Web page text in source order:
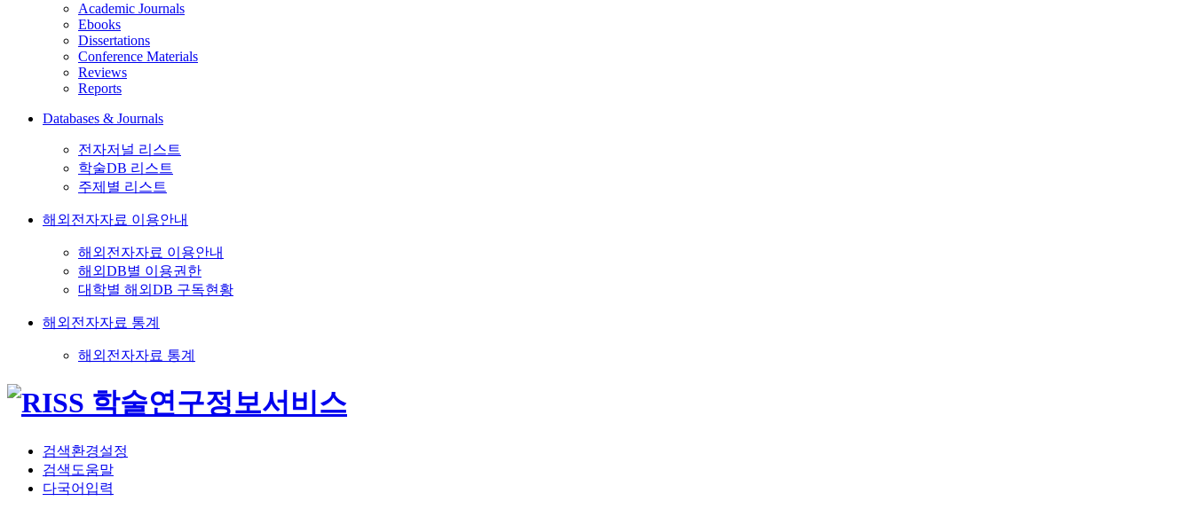
Academic Journals
Ebooks
Dissertations
Conference Materials
Reviews
Reports
Databases & Journals
전자저널 리스트
학술DB 리스트
주제별 리스트
해외전자자료 이용안내
해외전자자료 이용안내
해외DB별 이용권한
대학별 해외DB 구독현황
해외전자자료 통계
해외전자자료 통계
검색환경설정
검색도움말
다국어입력